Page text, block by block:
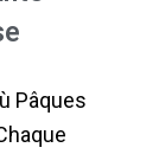
Pâques